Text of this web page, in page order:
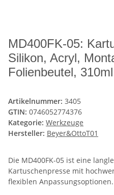
MD400FK-05:
Silikon, Acryl,
Folienbeutel,
Artikelnummer: 3405
GTIN: 0746052774376
Kategorie: Werkzeuge
Hersteller: Beyer&OttoT01
Die MD400FK-05 ist eine
Kartuschenpresse mit
flexiblen Anpassungsoptionen.